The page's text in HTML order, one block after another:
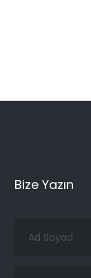
Bize Yazın
Soyad